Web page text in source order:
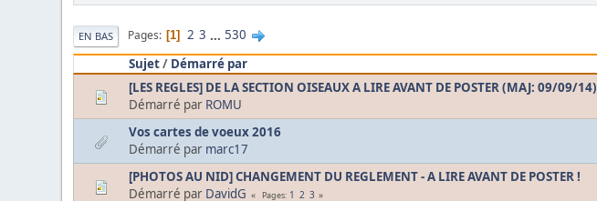
EN BAS Pages 1 2 3 ... 530
Sujet/ Démarré par
[LES REGLES] DE LA SECTION OISEAUX A LIRE AVANT DE POSTER (MAJ: 09/09/14)
Démarré par ROMU
Vos cartes de voeux 2016
Démarré par marc17
[PHOTOS AU NID] CHANGEMENT DU REGLEMENT - A LIRE AVANT DE POSTER !
Démarré par DavidG Pages 1 2 3